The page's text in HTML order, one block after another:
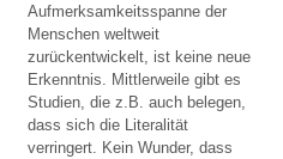
Aufmerksamkeitsspanne der
Menschen weltweit
zurückentwickelt, ist keine neue
Erkenntnis. Mittlerweile gibt es
Studien, die z.B. auch belegen,
dass sich die Literalität
verringert. Kein Wunder, dass